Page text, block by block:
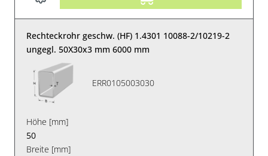
Rechteckrohr geschw. (HF) 1.4301 10088-2/10219-2
ungegl. 50X30x3 mm 6000 mm
ERR0105003030
Höhe [mm]
50
Breite [mm]